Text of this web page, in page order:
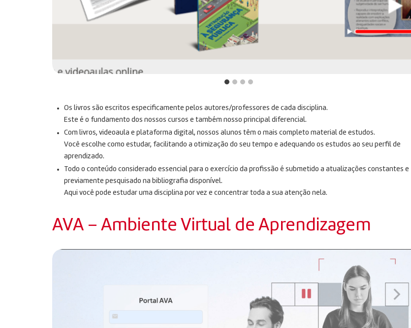
Os livros são escritos especificamente pelos autores/professores de cada disciplina.
Este é o fundamento dos nossos cursos e também nosso principal diferencial.
Com livros, videoaula e plataforma digital, nossos alunos têm o mais completo material de estudos.
Você escolhe como estudar, facilitando a otimização do seu tempo e adequando os estudos ao seu perfil de
aprendizado.
Todo o conteúdo considerado essencial para o exercício da profissão é submetido a atualizações constantes e
previamente pesquisado na bibliografia disponível.
Aqui você pode estudar uma disciplina por vez e concentrar toda a sua atenção nela.
AVA – Ambiente Virtual de Aprendizagem